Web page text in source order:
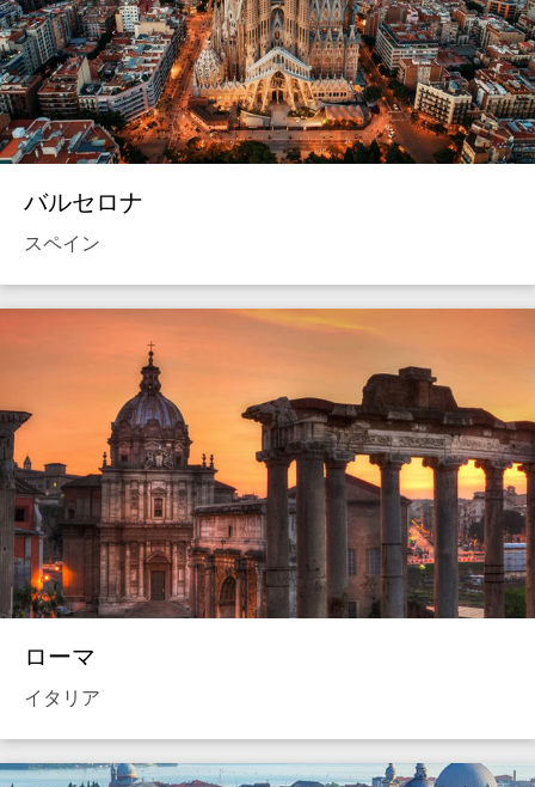
バルセロナ
スペイン
ローマ
イタリア